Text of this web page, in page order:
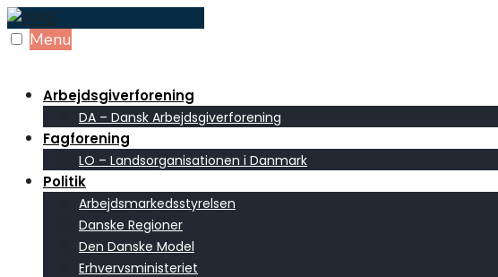
Skip
to Menu
Arbejdsgiverforening
DA – Dansk Arbejdsgiverforening
Fagforening
LO – Landsorganisationen i Danmark
Politik
Arbejdsmarkedsstyrelsen
Danske Regioner
Den Danske Model
Erhvervsministeriet